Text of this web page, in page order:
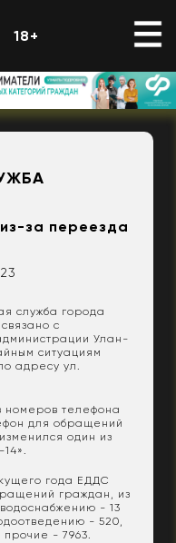
18+
за переезда
служба города
с
Улан-
ситуациям
адресу ул.
номеров телефона
для обращений
один из
года ЕДДС
граждан, из
- 13
- 520,
прочие - 7963.